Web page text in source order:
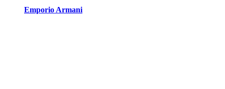
Emporio Armani